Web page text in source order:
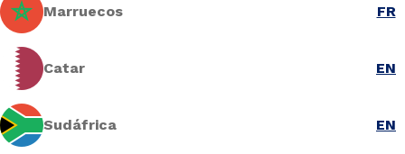
Marruecos FR
Catar EN
Sudáfrica EN